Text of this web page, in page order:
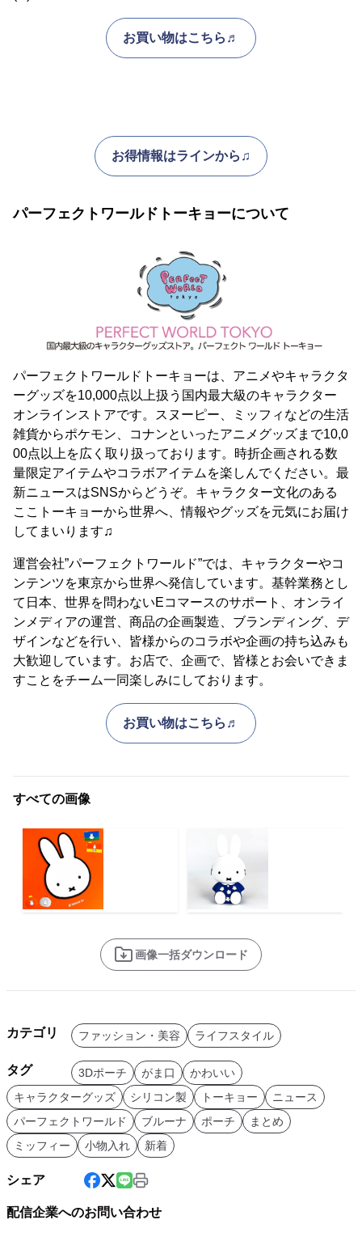
お買い物はこちら♬
お得情報はラインから♫
パーフェクトワールドトーキョーについて
パーフェクトワールドトーキョーは、アニメやキャラクタ
ーグッズを10,000点以上扱う国内最大級のキャラクター
オンラインストアです。スヌーピー、ミッフィなどの生活
雑貨からポケモン、コナンといったアニメグッズまで10,0
00点以上を広く取り扱っております。時折企画される数
量限定アイテムやコラボアイテムを楽しんでください。最
新ニュースはSNSからどうぞ。キャラクター文化のある
ここトーキョーから世界へ、情報やグッズを元気にお届け
してまいります♫
運営会社”パーフェクトワールド”では、キャラクターやコ
ンテンツを東京から世界へ発信しています。基幹業務とし
て日本、世界を問わないEコマースのサポート、オンライ
ンメディアの運営、商品の企画製造、ブランディング、デ
ザインなどを行い、皆様からのコラボや企画の持ち込みも
大歓迎しています。お店で、企画で、皆様とお会いできま
すことをチーム一同楽しみにしております。
お買い物はこちら♬
すべての画像
画像一括ダウンロード
カテゴリ ファッション・美容 ライフスタイル
タグ 3Dポーチ がま口
かわいい
キャラクターグッズ
シリコン製 トーキョー
ニュース
パーフェクトワールド
ブルーナ ポーチ
まとめ
ミッフィー
小物入れ 新着
シェア
配信企業へのお問い合わせ